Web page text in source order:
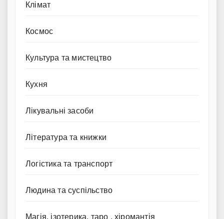
Клімат
Космос
Культура та мистецтво
Кухня
Лікувальні засоби
Література та книжки
Логістика та транспорт
Людина та суспільство
Магія, ізотерика, таро , хіромантія